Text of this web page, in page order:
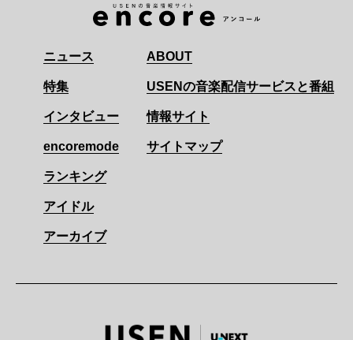
ニュース
特集
インタビュー
encoremode
ランキング
アイドル
アーカイブ
ABOUT
USENの音楽配信サービスと番組
情報サイト
サイトマップ